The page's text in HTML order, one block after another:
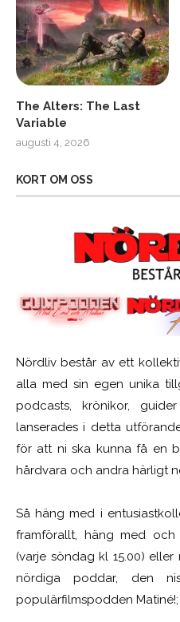
The Alters: The Last
Variable
augusti 4, 2026
KORT OM OSS
Nördliv består av ett
alla med sin egen unika
podcasts, krönikor,
lanserades i detta
för att ni ska kunna få en
hårdvara och andra härligt
Så häng med i
framförallt, häng med
(varje söndag kl 15.00)
nördiga poddar, den
populärfilmspodden